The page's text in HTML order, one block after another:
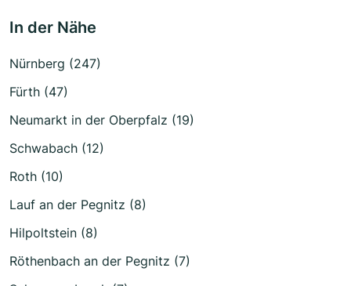
In der Nähe
Nürnberg (247)
Fürth (47)
Neumarkt in der Oberpfalz (19)
Schwabach (12)
Roth (10)
Lauf an der Pegnitz (8)
Hilpoltstein (8)
Röthenbach an der Pegnitz (7)